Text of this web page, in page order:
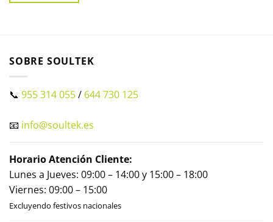
SOBRE SOULTEK
📞 955 314 055/ 644 730 125
📧 info@soultek.es
Horario Atención Cliente:
Lunes a Jueves: 09:00 – 14:00 y 15:00 – 18:00
Viernes: 09:00 – 15:00
Excluyendo festivos nacionales